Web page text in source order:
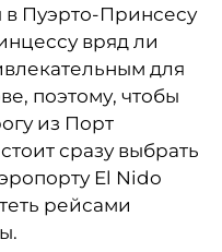
Пуэрто-Принсесу
вряд ли
для
поэтому, чтобы
из Порт
сразу выбрать
El Nido
рейсами